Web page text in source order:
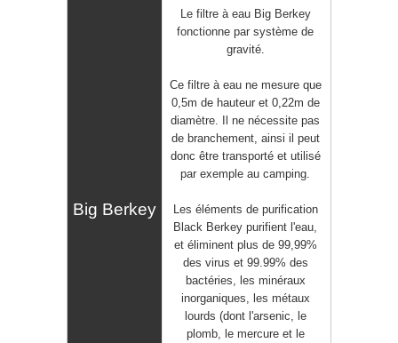
Le filtre à eau Big Berkey
fonctionne par système de
gravité.
Ce filtre à eau ne mesure que
0,5m de hauteur et 0,22m de
diamètre. Il ne nécessite pas
de branchement, ainsi il peut
donc être transportéet utilisé
par exemple au camping.
Les éléments de purification
Black Berkey purifient l'eau,
et éliminent plus de 99,99%
des virus et 99.99% des
bactéries, les minéraux
inorganiques, les métaux
lourds (dont l'arsenic, le
plomb, le mercure et le